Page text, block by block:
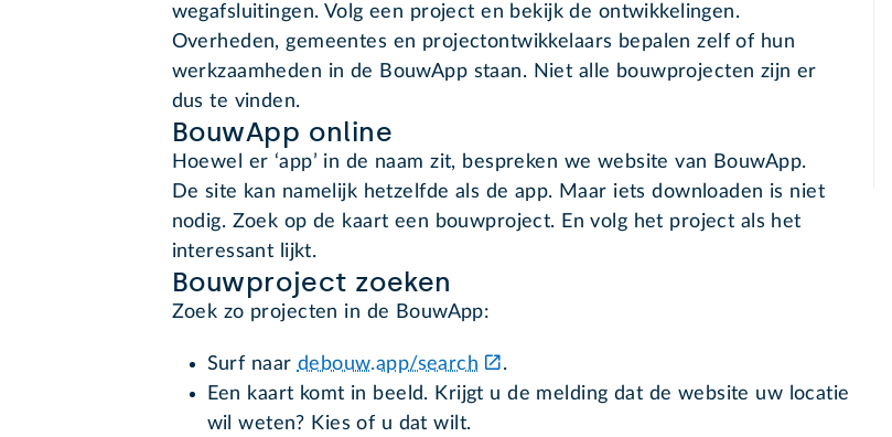
wegafsluitingen. Volg een project en bekijk de ontwikkelingen.
Overheden, gemeentes en projectontwikkelaars bepalen zelf of hun
werkzaamheden in de BouwApp staan. Niet alle bouwprojecten zijn er
dus te vinden.
BouwApp online
Hoewel er ‘app’ in de naam zit, bespreken we website van BouwApp.
De site kan namelijk hetzelfde als de app. Maar iets downloaden is niet
nodig. Zoek op de kaart een bouwproject. En volg het project als het
interessant lijkt.
Bouwproject zoeken
Zoek zo projecten in de BouwApp:
Surf naar debouw.app/search
.
Een kaart komt in beeld. Krijgt u de melding dat de website uw locatie
wil weten? Kies of u dat wilt.